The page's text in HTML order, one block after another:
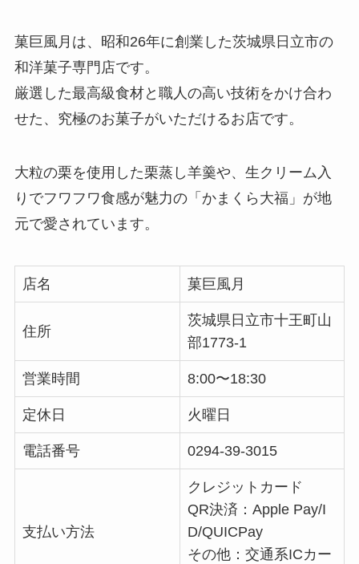
菓巨風月は、昭和26年に創業した茨城県日立市の
和洋菓子専門店です。
厳選した最高級食材と職人の高い技術をかけ合わ
せた、究極のお菓子がいただけるお店です。
大粒の栗を使用した栗蒸し羊羹や、 生クリーム入
りでフワフワ食感が魅力の「かまくら大福」が地
元で愛されています。
店名 菓巨風月
住所
茨城県日立市十王町山
部1773-1
営業時間 8:00〜18:30
定休日 火曜日
電話番号 0294-39-3015
支払い方法
クレジットカード
QR決済：Apple Pay/I
D/QUICPay
その他：交通系ICカー